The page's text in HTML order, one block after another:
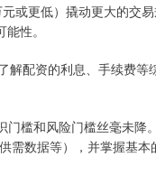
或更低）撬动更大的交
性。
解配资的利息、手续费
槛和风险门槛丝毫未降
需数据等），并掌握基